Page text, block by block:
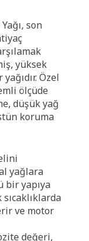
son
yüksek
Özel
ölçüde
düşük yağ
koruma
yağlara
bir yapıya
ve motor
değeri,